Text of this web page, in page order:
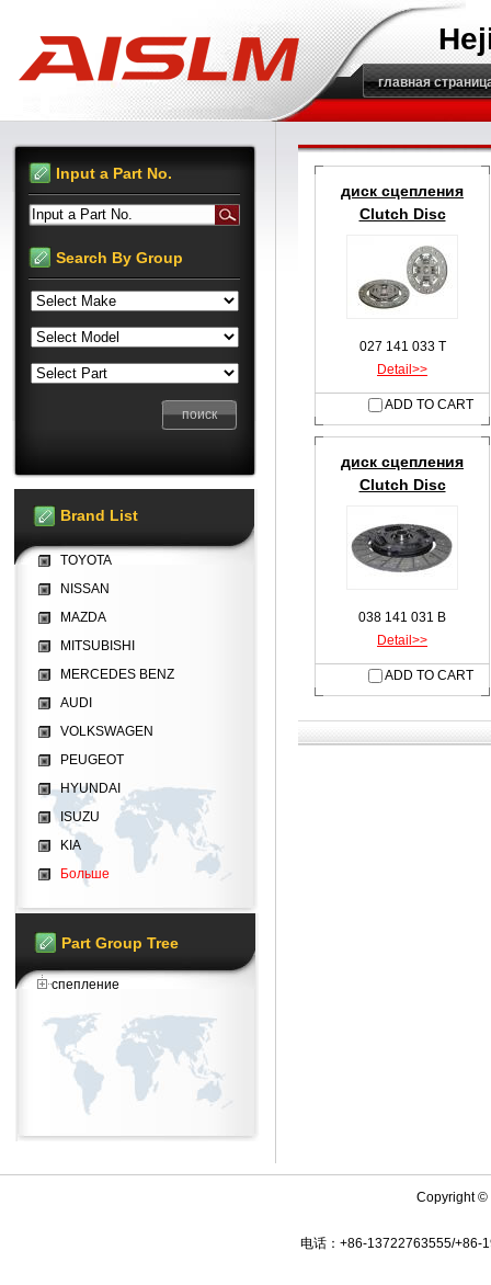
главная
диск сцепления
Clutch Disc
027 141 033 T
Detail>>
ADD TO CART
диск сцепления
Clutch Disc
038 141 031 B
Detail>>
ADD TO CART
Input a Part No.
Input a Part No.
Search By Group
Brand List
TOYOTA
NISSAN
MAZDA
MITSUBISHI
MERCEDES BENZ
AUDI
VOLKSWAGEN
PEUGEOT
HYUNDAI
ISUZU
KIA
Больше
Part Group Tree
спепление
Copyright ©
电话：+86-13722763555/+86-